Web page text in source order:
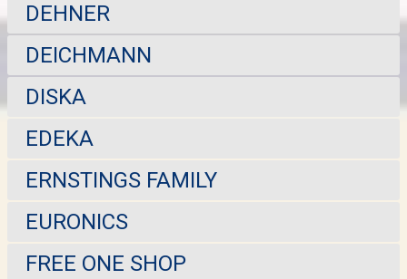
DEHNER
DEICHMANN
DISKA
EDEKA
ERNSTINGS FAMILY
EURONICS
FREE ONE SHOP